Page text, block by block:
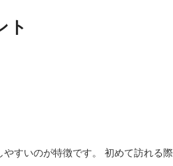
ト
すいのが特徴です。 初めて訪れる際